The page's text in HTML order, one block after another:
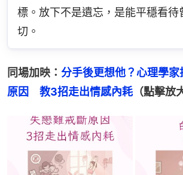
標。放下不是遺忘，是能平穩看待
切。
同場加映： 分手後更想他？心理學
原因　教3招走出情感內耗 （點擊